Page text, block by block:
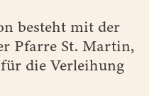
besteht mit der
Pfarre St. Martin,
die Verleihung